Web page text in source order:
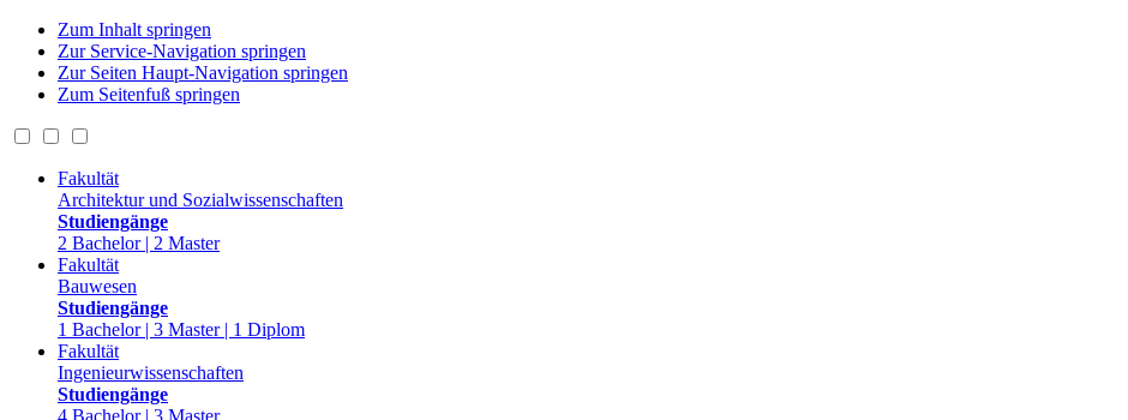
Zum Inhalt springen
Zur Service-Navigation springen
Zur Seiten Haupt-Navigation springen
Zum Seitenfuß springen
Fakultät
Architektur und Sozialwissenschaften
Studiengänge
2 Bachelor | 2 Master
Fakultät
Bauwesen
Studiengänge
1 Bachelor | 3 Master | 1 Diplom
Fakultät
Ingenieurwissenschaften
Studiengänge
4 Bachelor | 3 Master